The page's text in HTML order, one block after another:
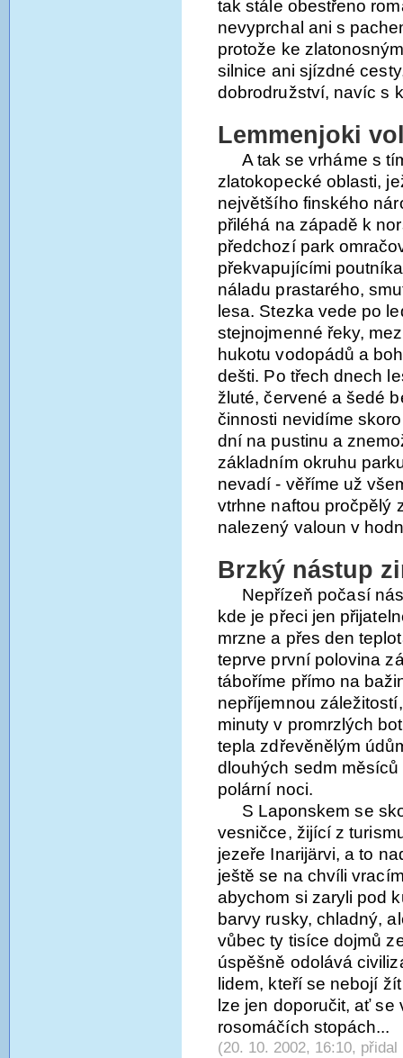
tak stále obestřeno
nevyprchal ani s
protože ke
silnice ani sjízdné
dobrodružství, navíc s
Lemmenjoki
A tak se vrháme s
zlatokopecké oblasti,
největšího finského
přiléhá na západě k
předchozí park
překvapujícími
náladu prastarého,
lesa. Stezka vede po
stejnojmenné řeky,
hukotu vodopádů a
dešti. Po třech dnech
žluté, červené a šedé
činnosti nevidíme
dní na pustinu a
základním okruhu
nevadí - věříme už
vtrhne naftou pročpělý
nalezený valoun v
Brzký nástup
Nepřízeň počasí
kde je přeci jen
mrzne a přes den
teprve první polovina
táboříme přímo na
nepříjemnou
minuty v promrzlých
tepla zdřevěnělým
dlouhých sedm
polární noci.
S Laponskem se
vesničce, žijící z
jezeře Inarijärvi, a to
ještě se na chvíli
abychom si zaryli pod
barvy rusky, chladný,
vůbec ty tisíce dojmů
úspěšně odolává
lidem, kteří se nebojí
lze jen doporučit, ať
rosomáčích stopách...
(20. 10. 2002, 16:10,